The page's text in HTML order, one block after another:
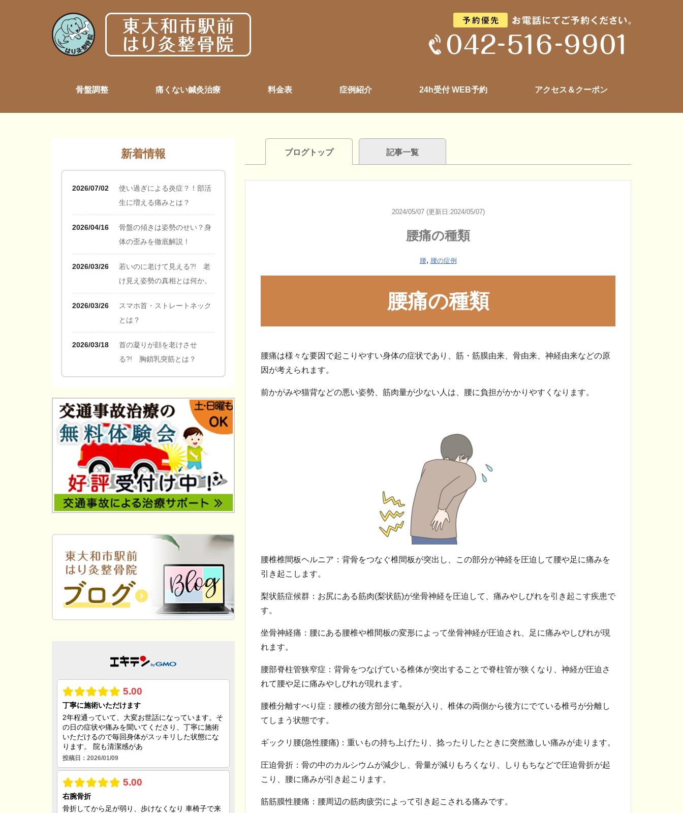
骨盤調整 痛くない鍼灸治療 料金表 症例紹介 24h受付 WEB予約 アクセス＆クーポン
ブログトップ 記事一覧
2024/05/07 (更新日:2024/05/07)
腰痛の種類
腰, 腰の症例
腰痛の種類
腰痛は様々な要因で起こりやすい身体の症状であり、筋・筋膜由来、骨由来、神経由来などの原
因が考えられます。
前かがみや猫背などの悪い姿勢、筋肉量が少ない人は、腰に負担がかかりやすくなります。
腰椎椎間板ヘルニア：背骨をつなぐ椎間板が突出し、この部分が神経を圧迫して腰や足に痛みを
引き起こします。
梨状筋症候群：お尻にある筋肉(梨状筋)が坐骨神経を圧迫して、痛みやしびれを引き起こす疾患で
す。
坐骨神経痛：腰にある腰椎や椎間板の変形によって坐骨神経が圧迫され、足に痛みやしびれが現
れます。
腰部脊柱管狭窄症：背骨をつなげている椎体が突出することで脊柱管が狭くなり、神経が圧迫さ
れて腰や足に痛みやしびれが現れます。
腰椎分離すべり症：腰椎の後方部分に亀裂が入り、椎体の両側から後方にでている椎弓が分離し
てしまう状態です。
ギックリ腰(急性腰痛)：重いもの持ち上げたり、捻ったりしたときに突然激しい痛みが走ります。
圧迫骨折：骨の中のカルシウムが減少し、骨量が減りもろくなり、しりもちなどで圧迫骨折が起
こり、腰に痛みが引き起こります。
筋筋膜性腰痛：腰周辺の筋肉疲労によって引き起こされる痛みです。
新着情報
2026/07/02
使い過ぎによる炎症？！部活
生に増える痛みとは？
2026/04/16
骨盤の傾きは姿勢のせい？身
体の歪みを徹底解説！
2026/03/26
若いのに老けて見える?! 老
け見え姿勢の真相とは何か。
2026/03/26
スマホ首・ストレートネック
とは？
2026/03/18
首の凝りが顔を老けさせ
る?! 胸鎖乳突筋とは？